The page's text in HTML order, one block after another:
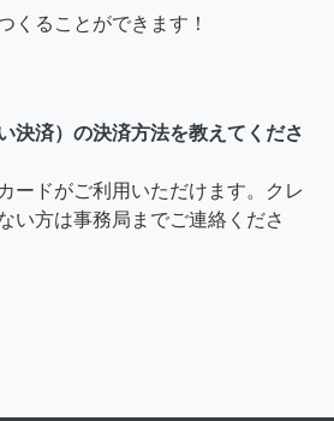
くることができます！
決済）の決済方法を教えてくださ
ードがご利用いただけます。クレ
い方は事務局までご連絡くださ